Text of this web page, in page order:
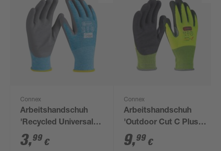
Connex
Arbeitshandschuh
'Recycled Universal'
blau/grau Größe
10/XL
3,99 €
Connex
Arbeitshandschuh
'Outdoor Cut C Plus'
gelb/schwarz Größe
9/L
9,99 €